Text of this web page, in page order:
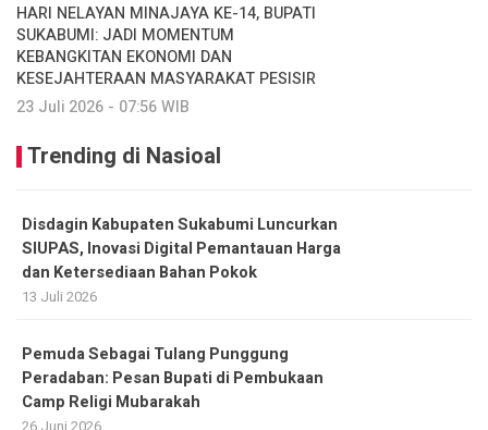
HARI NELAYAN MINAJAYA KE-14, BUPATI
SUKABUMI: JADI MOMENTUM
KEBANGKITAN EKONOMI DAN
KESEJAHTERAAN MASYARAKAT PESISIR
23 Juli 2026 - 07:56 WIB
Trending di Nasioal
Disdagin Kabupaten Sukabumi Luncurkan
SIUPAS, Inovasi Digital Pemantauan Harga
dan Ketersediaan Bahan Pokok
13 Juli 2026
Pemuda Sebagai Tulang Punggung
Peradaban: Pesan Bupati di Pembukaan
Camp Religi Mubarakah
26 Juni 2026